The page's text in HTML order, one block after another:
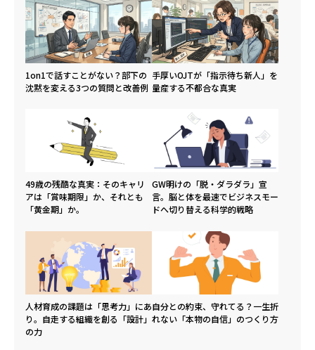
1on1で話すことがない？部下の
沈黙を変える3つの質問と改善例
手厚いOJTが「指示待ち新人」を
量産する不都合な真実
49歳の残酷な真実：そのキャリ
アは「賞味期限」か、それとも
「黄金期」か。
GW明けの「脱・ダラダラ」宣
言。脳と体を最速でビジネスモー
ドへ切り替える科学的戦略
人材育成の課題は「思考力」にあ
り。自走する組織を創る「設計」
の力
自分との約束、守れてる？一生折
れない「本物の自信」のつくり方